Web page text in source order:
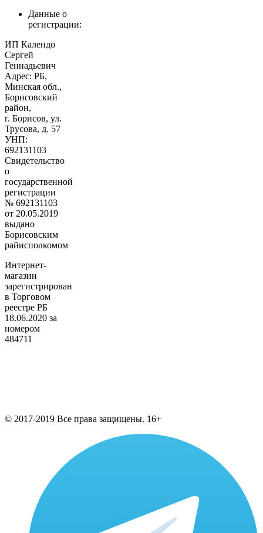
Данные о
регистрации:
ИП Календо
Сергей
Геннадьевич
Адрес: РБ,
Минская обл.,
Борисовский
район,
г. Борисов, ул.
Трусова, д. 57
УНП:
692131103
Свидетельство
о
государственной
регистрации
№ 692131103
от 20.05.2019
выдано
Борисовским
райисполкомом
Интернет-
магазин
зарегистрирован
в Торговом
реестре РБ
18.06.2020 за
номером
484711
© 2017-2019 Все права защищены. 16+